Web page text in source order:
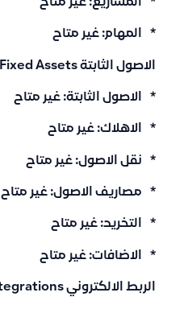
* المشاريع: غير متاح
* المهام: غير متاح
الاصول الثابتة Fixed Assets
* الاصول الثابتة: غير متاح
* الاهلاك: غير متاح
* نقل الاصول: غير متاح
* مصاريف الاصول: غير متاح
* التخريد: غير متاح
* الاضافات: غير متاح
الربط الالكتروني Integrations